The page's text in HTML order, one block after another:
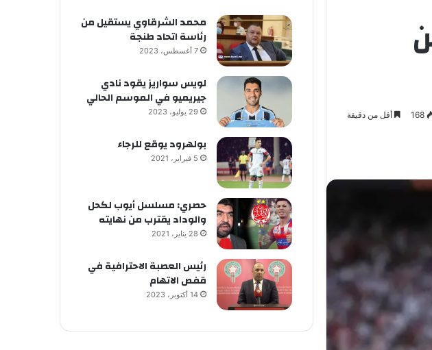
168 أقل من دقيقة
محمد الشرقاوي يستقيل من
رئاسة اتحاد طنجة
7 أغسطس، 2023
لويس سواريز يقود نادي
جيريميو في الموسم الحالي
29 يوليو، 2023
بولهرود يوقع للرجاء
5 فبراير، 2021
حصري: مسلسل أيوب لكحل
والوداد يقترب من نهايته
28 يناير، 2021
رئيس العصبة الاحترافية في
قفص الاتهام
14 أكتوبر، 2023